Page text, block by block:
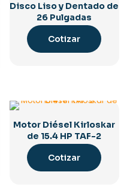
Disco Liso y Dentado de
26 Pulgadas
Cotizar
Motor Diésel Kirloskar
de 15.4 HP TAF-2
Cotizar